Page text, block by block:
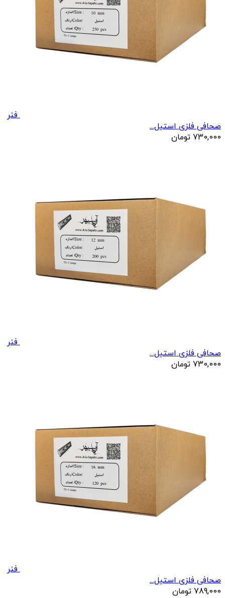
فنر
صحافی فلزی استیل...
730,000 تومان
فنر
صحافی فلزی استیل...
730,000 تومان
فنر
صحافی فلزی استیل...
789,000 تومان